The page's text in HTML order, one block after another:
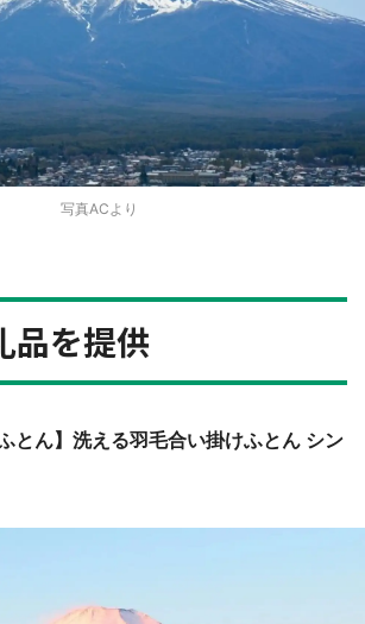
写真ACより
品を提供
とん】洗える羽毛合い掛けふとん シン